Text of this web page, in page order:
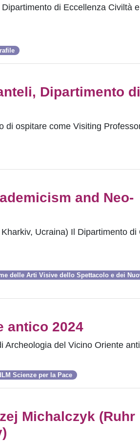
di Eccellenza Civiltà
Dipartimento
di ospitare come Visiting
and Neo-
Ucraina) Il Dipartimento di
delle Arti Visive dello Spettacolo e dei
antico 2024
Archeologia del Vicino Oriente
Scienze per la Pace
Michalczyk (Ruhr